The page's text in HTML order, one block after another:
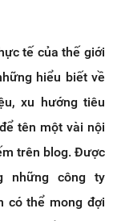
tế của thế giới
hiểu biết về
xu hướng tiêu
tên một vài nội
trên blog. Được
những công ty
có thể mong đợi